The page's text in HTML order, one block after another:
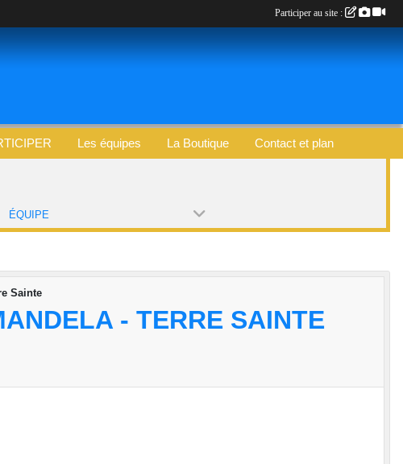
Les équipes La Boutique Contact et plan
ÉQUIPE
Sainte
- TERRE SAINTE
Participer au site :